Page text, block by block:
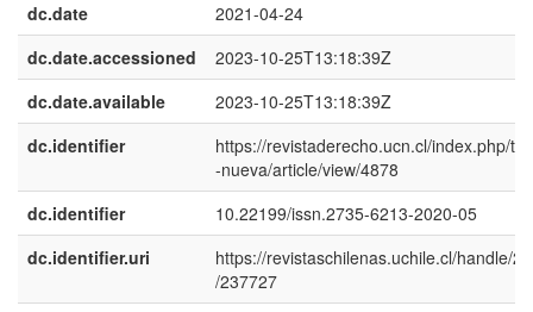
dc.date
2021-04-24
dc.date.accessioned
2023-10-25T13:18:39Z
dc.date.available
2023-10-25T13:18:39Z
dc.identifier
https://revistaderecho.ucn.cl/index.php/
-nueva/article/view/4878
dc.identifier
10.22199/issn.2735-6213-2020-05
dc.identifier.uri
https://revistaschilenas.uchile.cl/handle/
/237727